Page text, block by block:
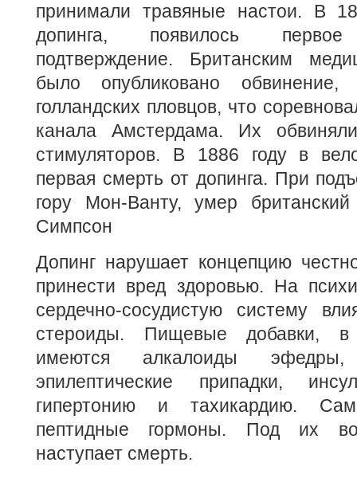
принимали травяные настои. В
допинга, появилось первое
подтверждение. Британским
было опубликовано обвинение,
голландских пловцов, что
канала Амстердама. Их
стимуляторов. В 1886 году в
первая смерть от допинга. При
гору Мон-Ванту, умер
Симпсон
Допинг нарушает концепцию
принести вред здоровью. На
сердечно-сосудистую систему
стероиды. Пищевые добавки, в
имеются алкалоиды
эпилептические припадки,
гипертонию и тахикардию.
пептидные гормоны. Под их
наступает смерть.